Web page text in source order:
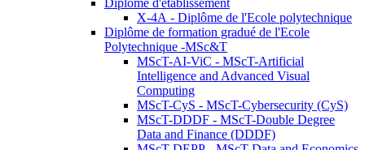
Diplôme d'établissement
X-4A - Diplôme de l'Ecole polytechnique
Diplôme de formation gradué de l'Ecole
Polytechnique -MSc&T
MScT-AI-ViC - MScT-Artificial
Intelligence and Advanced Visual
Computing
MScT-CyS - MScT-Cybersecurity (CyS)
MScT-DDDF - MScT-Double Degree
Data and Finance (DDDF)